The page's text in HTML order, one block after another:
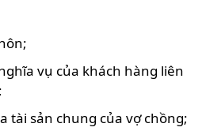
vụ của khách hàng liên
tài sản chung của vợ chồng;